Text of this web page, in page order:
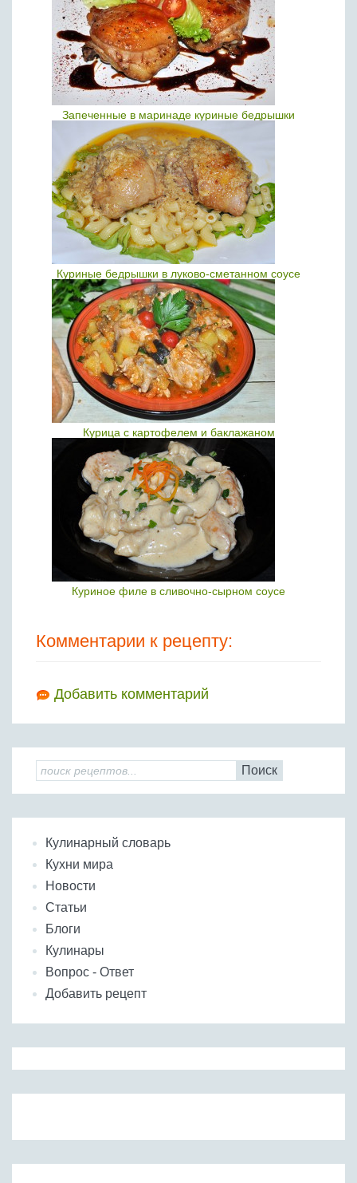
Запеченные в маринаде куриные бедрышки
Куриные бедрышки в луково-сметанном соусе
Курица с картофелем и баклажаном
Куриное филе в сливочно-сырном соусе
Комментарии к рецепту:
Добавить комментарий
Поиск
Кулинарный словарь
Кухни мира
Новости
Статьи
Блоги
Кулинары
Вопрос - Ответ
Добавить рецепт